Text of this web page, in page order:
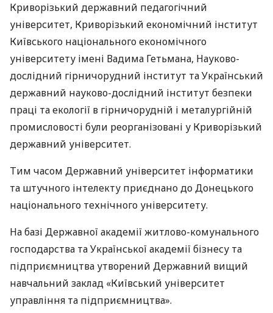
Криворізький державний педагогічний
університет, Криворізький економічний інститут
Київського національного економічного
університету імені Вадима Гетьмана, Науково-
дослідний гірничорудний інститут та Український
державний науково-дослідний інститут безпеки
праці та екології в гірничорудній і металургійній
промисловості були реорганізовані у Криворізький
державний університет.
Тим часом Державний університет інформатики
та штучного інтелекту приєднано до Донецького
національного технічного університету.
На базі Державної академії житлово-комунального
господарства та Української академії бізнесу та
підприємництва утворений Державний вищий
навчальний заклад «Київський університет
управління та підприємництва».